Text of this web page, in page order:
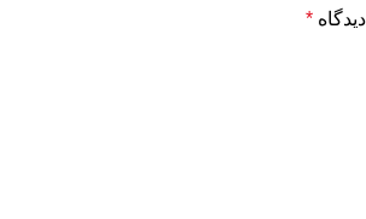
دیدگاه *